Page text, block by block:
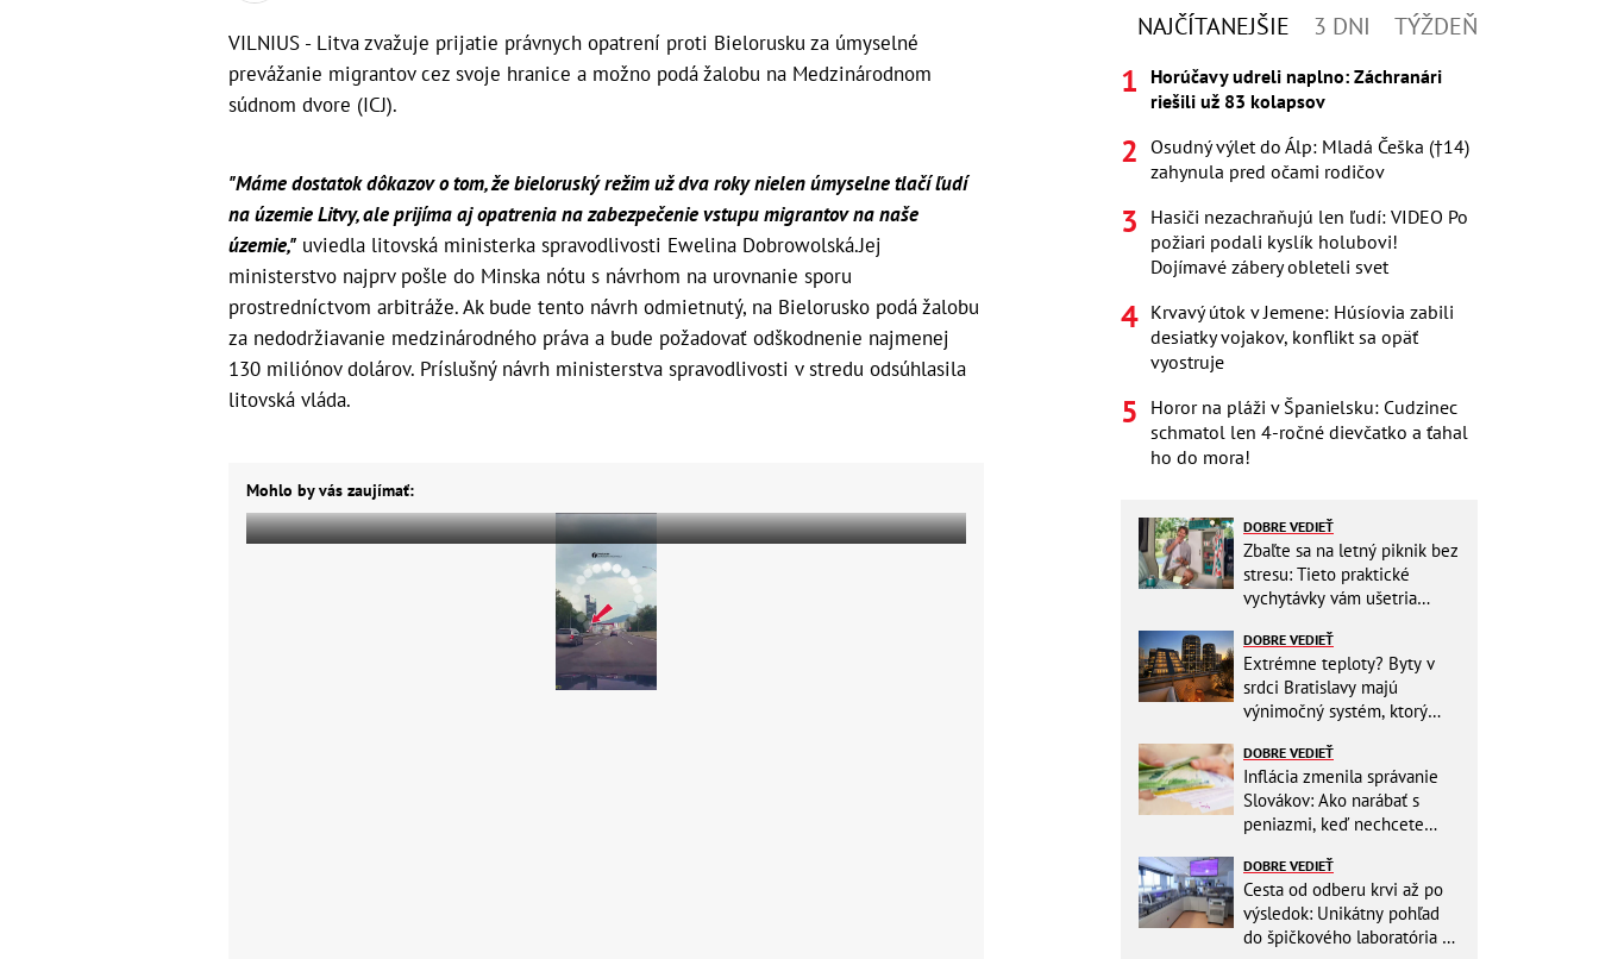
VILNIUS - Litva zvažuje prijatie právnych opatrení proti Bielorusku za úmyselné
prevážanie migrantov cez svoje hranice a možno podá žalobu na Medzinárodnom
súdnom dvore (ICJ).
"Máme dostatok dôkazov o tom, že bieloruský režim už dva roky nielen úmyselne tlačí ľudí
na územie Litvy, ale prijíma aj opatrenia na zabezpečenie vstupu migrantov na naše
územie," uviedla litovská ministerka spravodlivosti Ewelina Dobrowolská.Jej
ministerstvo najprv pošle do Minska nótu s návrhom na urovnanie sporu
prostredníctvom arbitráže. Ak bude tento návrh odmietnutý, na Bielorusko podá žalobu
za nedodržiavanie medzinárodného práva a bude požadovať odškodnenie najmenej
130 miliónov dolárov. Príslušný návrh ministerstva spravodlivosti v stredu odsúhlasila
litovská vláda.
Mohlo by vás zaujímať:
NAJČÍTANEJŠIE 3 DNI TÝŽDEŇ
Horúčavy udreli naplno: Záchranári
riešili už 83 kolapsov
Osudný výlet do Álp: Mladá Češka (†14)
zahynula pred očami rodičov
Hasiči nezachraňujú len ľudí: VIDEO Po
požiari podali kyslík holubovi!
Dojímavé zábery obleteli svet
Krvavý útok v Jemene: Húsíovia zabili
desiatky vojakov, konflikt sa opäť
vyostruje
Horor na pláži v Španielsku: Cudzinec
schmatol len 4-ročné dievčatko a ťahal
ho do mora!
DOBRE VEDIEŤ
Zbaľte sa na letný piknik bez
stresu: Tieto praktické
vychytávky vám ušetria
DOBRE VEDIEŤ
Extrémne teploty? Byty v
srdci Bratislavy majú
výnimočný systém, ktorý
DOBRE VEDIEŤ
Inflácia zmenila správanie
Slovákov: Ako narábať s
peniazmi, keď nechcete
DOBRE VEDIEŤ
Cesta od odberu krvi až po
výsledok: Unikátny pohľad
do špičkového laboratória na